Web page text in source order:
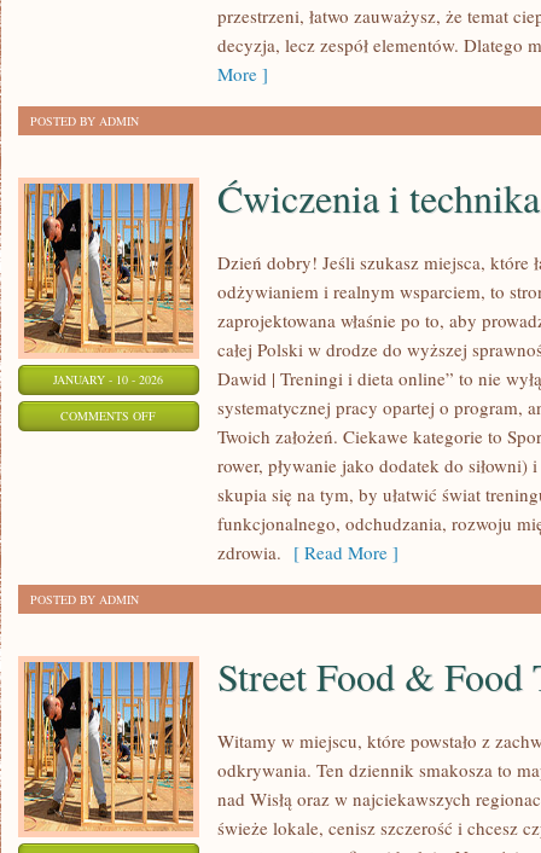
przestrzeni, łatwo zauważysz, że temat
decyzja, lecz zespół elementów. Dlatego
More ]
POSTED BY ADMIN
JANUARY - 10 - 2026
COMMENTS OFFON
ĆWICZENIA
Ćwiczenia i technika
Dzień dobry! Jeśli szukasz miejsca, które
odżywianiem i realnym wsparciem, to
zaprojektowana właśnie po to, aby
całej Polski w drodze do wyższej
Dawid | Treningi i dieta online” to nie
systematycznej pracy opartej o program,
Twoich założeń. Ciekawe kategorie to
rower, pływanie jako dodatek do siłowni)
skupia się na tym, by ułatwić świat
funkcjonalnego, odchudzania, rozwoju
zdrowia. [ Read More ]
POSTED BY ADMIN
Street Food & Food
Witamy w miejscu, które powstało z
odkrywania. Ten dziennik smakosza to
nad Wisłą oraz w najciekawszych
świeże lokale, cenisz szczerość i chcesz